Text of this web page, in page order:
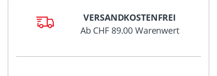
VERSANDKOSTENFREI
Ab CHF 89.00 Warenwert